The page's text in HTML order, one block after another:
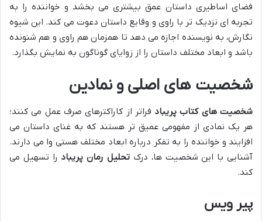
فضای اساطیری داستان عمق بیشتری می بخشد و خواننده را به
تجربه ای نزدیک تر با راوی و وقایع داستان دعوت می کند. این شیوه
نگارش، به نویسنده اجازه می دهد تا همزمان هم راوی و هم شنونده
باشد و ابعاد مختلف داستان را از زوایای گوناگون به نمایش بگذارد.
شخصیت های اصلی و نمادین
شخصیت های کتاب پریباد فراتر از کاراکترهای صرف عمل می کنند؛
هر یک نمادی از مفهومی عمیق تر هستند که به غنای داستان می
افزایند و خواننده را به تفکر درباره ابعاد مختلف هستی وا می دارند.
آشنایی با این شخصیت ها، درک تحلیل رمان پریباد را تسهیل می
کند.
پیر ویس